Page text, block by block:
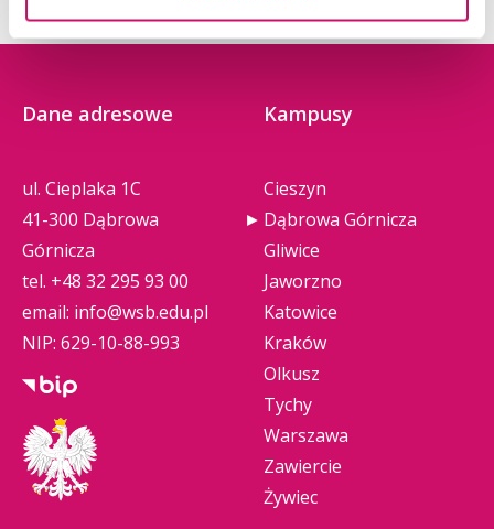
Dane adresowe
ul. Cieplaka 1C
41-300 Dąbrowa
Górnicza
tel. +48 32 295 93 00
email: info@wsb.edu.pl
NIP: 629-10-88-993
Kampusy
Cieszyn
Dąbrowa Górnicza
Gliwice
Jaworzno
Katowice
Kraków
Olkusz
Tychy
Warszawa
Zawiercie
Żywiec